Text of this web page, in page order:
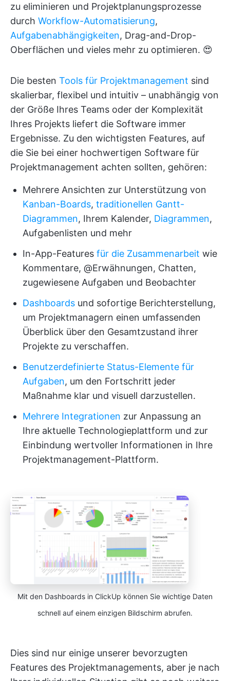
zu eliminieren und Projektplanungsprozesse
durch Workflow-Automatisierung,
Aufgabenabhängigkeiten, Drag-and-Drop-
Oberflächen und vieles mehr zu optimieren. 😍
Die besten Tools für Projektmanagement sind
skalierbar, flexibel und intuitiv – unabhängig von
der Größe Ihres Teams oder der Komplexität
Ihres Projekts liefert die Software immer
Ergebnisse. Zu den wichtigsten Features, auf
die Sie bei einer hochwertigen Software für
Projektmanagement achten sollten, gehören:
Mehrere Ansichten zur Unterstützung von
Kanban-Boards, traditionellen Gantt-
Diagrammen, Ihrem Kalender, Diagrammen,
Aufgabenlisten und mehr
In-App-Features für die Zusammenarbeit wie
Kommentare, @Erwähnungen, Chatten,
zugewiesene Aufgaben und Beobachter
Dashboards und sofortige Berichterstellung,
um Projektmanagern einen umfassenden
Überblick über den Gesamtzustand ihrer
Projekte zu verschaffen.
Benutzerdefinierte Status-Elemente für
Aufgaben, um den Fortschritt jeder
Maßnahme klar und visuell darzustellen.
Mehrere Integrationen zur Anpassung an
Ihre aktuelle Technologieplattform und zur
Einbindung wertvoller Informationen in Ihre
Projektmanagement-Plattform.
Mit den Dashboards in ClickUp können Sie wichtige Daten
schnell auf einem einzigen Bildschirm abrufen.
Dies sind nur einige unserer bevorzugten
Features des Projektmanagements, aber je nach